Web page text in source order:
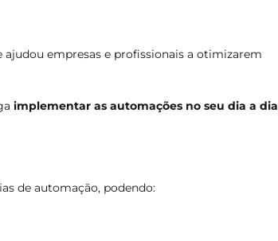
empresas e profissionais a otimizarem
implementar as automações no seu dia a dia
de automação, podendo: